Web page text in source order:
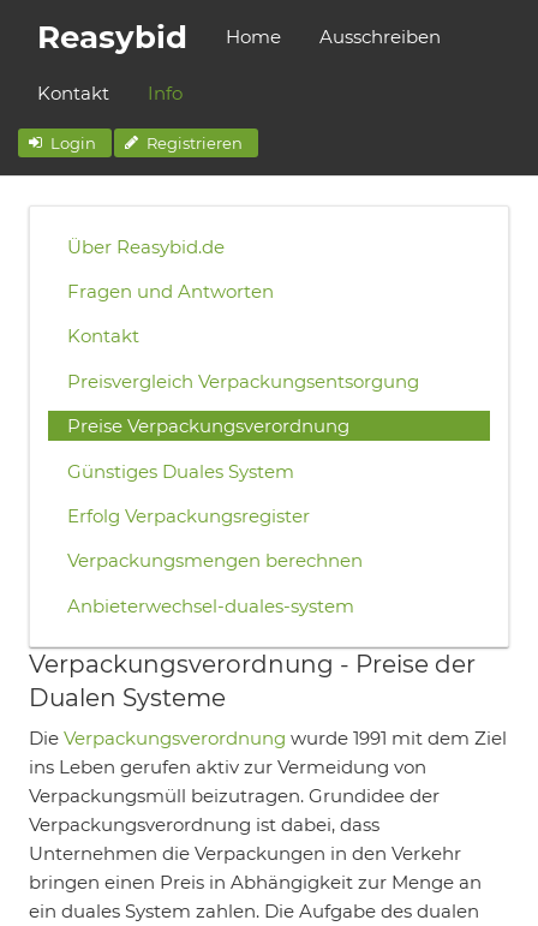
Reasybid Home Ausschreiben
Kontakt Info
Login Registrieren
Über Reasybid.de
Fragen und Antworten
Kontakt
Preisvergleich Verpackungsentsorgung
Preise Verpackungsverordnung
Günstiges Duales System
Erfolg Verpackungsregister
Verpackungsmengen berechnen
Anbieterwechsel-duales-system
Verpackungsverordnung - Preise der
Dualen Systeme
Die Verpackungsverordnung wurde 1991 mit dem Ziel
ins Leben gerufen aktiv zur Vermeidung von
Verpackungsmüll beizutragen. Grundidee der
Verpackungsverordnung ist dabei, dass
Unternehmen die Verpackungen in den Verkehr
bringen einen Preis in Abhängigkeit zur Menge an
ein duales System zahlen. Die Aufgabe des dualen